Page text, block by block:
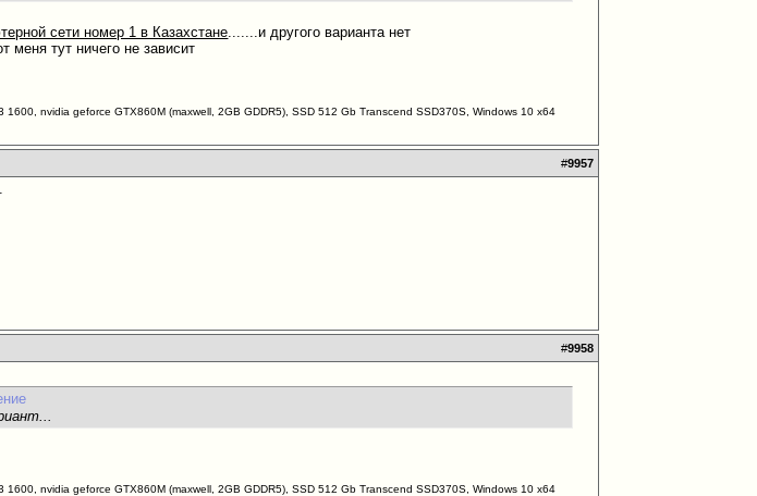
сети номер 1 в Казахстане.......и другого варианта нет
меня тут ничего не зависит
nvidia geforce GTX860M (maxwell, 2GB GDDR5), SSD 512 Gb Transcend SSD370S, Windows 10 х64
#9957
#9958
nvidia geforce GTX860M (maxwell, 2GB GDDR5), SSD 512 Gb Transcend SSD370S, Windows 10 х64